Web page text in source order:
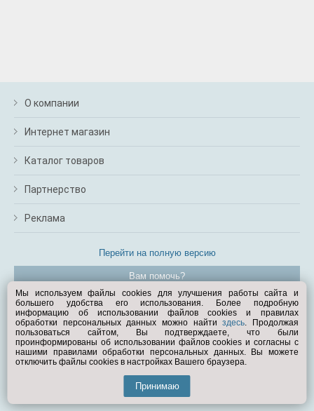
О компании
Интернет магазин
Каталог товаров
Партнерство
Реклама
Перейти на полную версию
Вам помочь?
© Exist.ru 1998—2026
Мы используем файлы cookies для улучшения работы сайта и
большего удобства его использования. Более подробную
информацию об использовании файлов cookies и правилах
обработки персональных данных можно найтиздесь. Продолжая
пользоваться сайтом, Вы подтверждаете, что были
проинформированы об использовании файлов cookies и согласны с
нашими правилами обработки персональных данных. Вы можете
отключить файлы cookies в настройках Вашего браузера.
Принимаю